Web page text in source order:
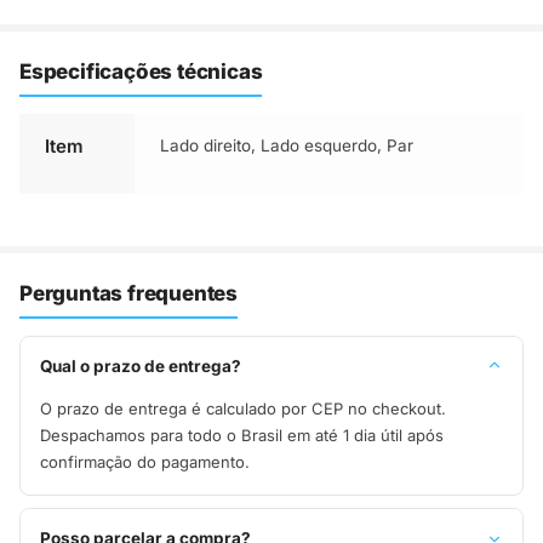
Especificações técnicas
Item Lado direito, Lado esquerdo, Par
Perguntas frequentes
Qual o prazo de entrega?
O prazo de entrega é calculado por CEP no checkout.
Despachamos para todo o Brasil em até 1 dia útil após
confirmação do pagamento.
Posso parcelar a compra?